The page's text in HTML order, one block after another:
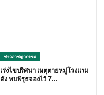
ข่าวอาชญากรรม
เร่งไขปริศนา เหตุตายหมู่โรงแรม
ดัง พบพิรุธจองไว้ 7…